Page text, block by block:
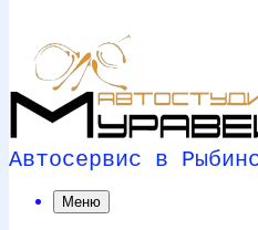
Автосервис в
Меню